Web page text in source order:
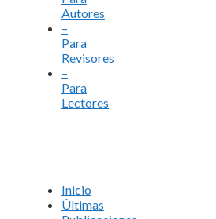
Autores
–
Para
Revisores
–
Para
Lectores
Inicio
Últimas